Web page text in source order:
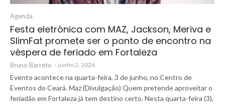
Agenda
Festa eletrônica com MAZ, Jackson, Meriva e
SlimFat promete ser o ponto de encontro na
véspera de feriado em Fortaleza
Bruno Barreto - junho 2, 2026
Evento acontece na quarta-feira, 3 de junho, no Centro de
Eventos do Ceará. Maz (Divulgação) Quem pretende aproveitar o
feriadão em Fortaleza já tem destino certo. Nesta quarta-feira (3),